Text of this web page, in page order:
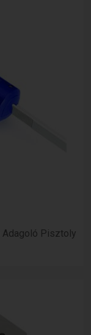
Adagoló Pisztoly